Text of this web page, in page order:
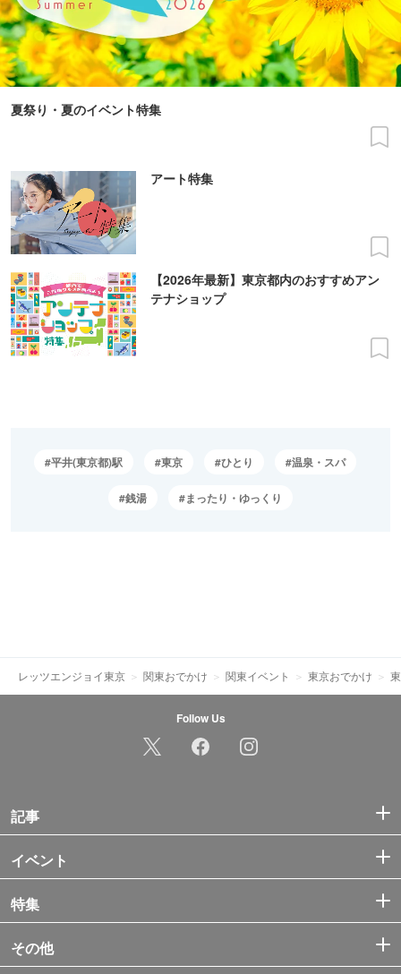
夏祭り・夏のイベント特集
アート特集
【2026年最新】東京都内のおすすめアン
テナショップ
平井(東京都)駅 東京 ひとり 温泉・スパ
銭湯 まったり・ゆっくり
レッツエンジョイ東京 関東おでかけ 関東イベント 東京おでかけ
Follow Us
記事
イベント
特集
その他